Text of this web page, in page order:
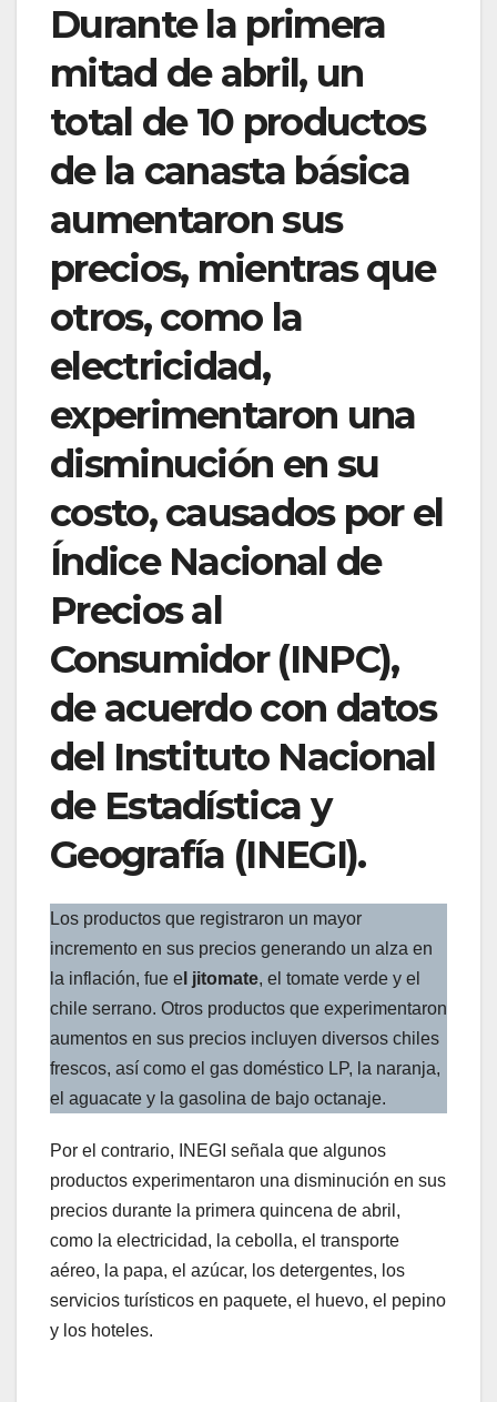
Durante la primera
mitad de abril, un
total de 10 productos
de la canasta básica
aumentaron sus
precios, mientras que
otros, como la
electricidad,
experimentaron una
disminución en su
costo, causados por el
Índice Nacional de
Precios al
Consumidor (INPC),
de acuerdo con datos
del Instituto Nacional
de Estadística y
Geografía (INEGI).
Los productos que registraron un mayor
incremento en sus precios generando un alza en
la inflación, fue e l jitomate, el tomate verde y el
chile serrano. Otros productos que experimentaron
aumentos en sus precios incluyen diversos chiles
frescos, así como el gas doméstico LP, la naranja,
el aguacate y la gasolina de bajo octanaje.
Por el contrario, INEGI señala que algunos
productos experimentaron una disminución en sus
precios durante la primera quincena de abril,
como la electricidad, la cebolla, el transporte
aéreo, la papa, el azúcar, los detergentes, los
servicios turísticos en paquete, el huevo, el pepino
y los hoteles.